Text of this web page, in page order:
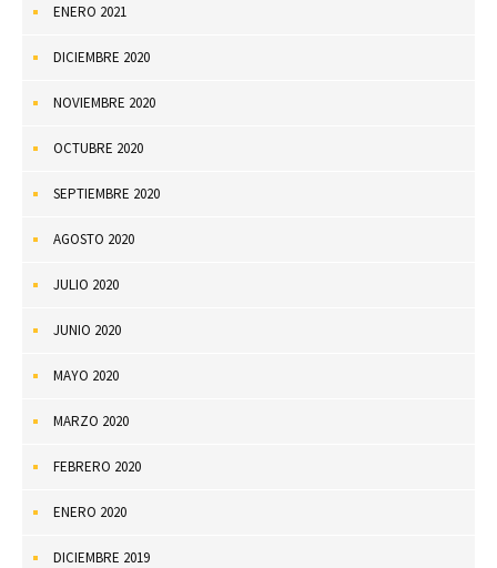
ENERO 2021
DICIEMBRE 2020
NOVIEMBRE 2020
OCTUBRE 2020
SEPTIEMBRE 2020
AGOSTO 2020
JULIO 2020
JUNIO 2020
MAYO 2020
MARZO 2020
FEBRERO 2020
ENERO 2020
DICIEMBRE 2019